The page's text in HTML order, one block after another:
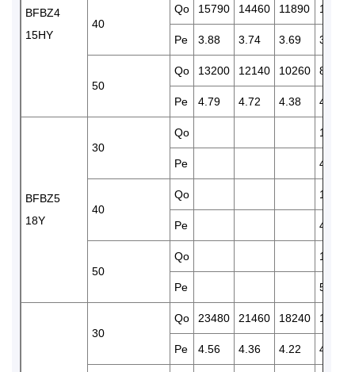
BFBZ4
15HY
40
Qo 15790 14460 11890 10190
Pe 3.88 3.74 3.69 3.68
50
Qo 13200 12140 10260 8450
Pe 4.79 4.72 4.38 4.27
BFBZ5
18Y
30
Qo 15070
Pe 4.13
40
Qo 13020
Pe 4.89
50
Qo 11090
Pe 5.60
30
Qo 23480 21460 18240 15070
Pe 4.56 4.36 4.22 4.13